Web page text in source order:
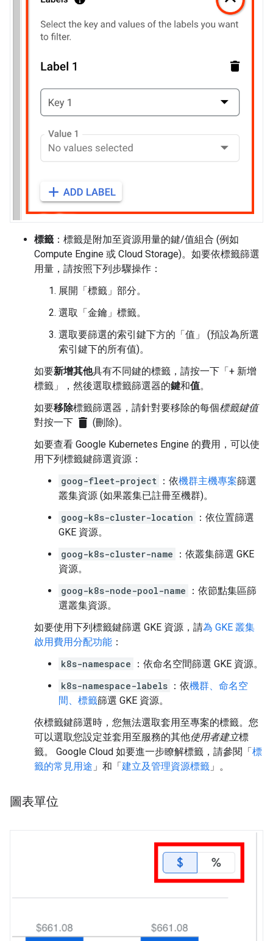
標籤 ：標籤是附加至資源用量的鍵/值組合 (例如
Compute Engine 或 Cloud Storage)。如要依標籤篩選
用量，請按照下列步驟操作：
展開「標籤」 部分。
選取「金鑰」 標籤。
選取要篩選的索引鍵下方的「值」
(預設為所選
索引鍵下的所有值)。
如要新增其他具有不同鍵的標籤，請按一下「+ 新增
標籤」
，然後選取標籤篩選器的鍵和值。
如要移除標籤篩選器，請針對要移除的每個標籤鍵值
對按一下 delete (刪除)。
如要查看 Google Kubernetes Engine 的費用，可以使
用下列標籤鍵篩選資源：
goog-fleet-project ：依機群主機專案篩選
叢集資源 (如果叢集已註冊至機群)。
goog-k8s-cluster-location
：依位置篩選
GKE 資源。
goog-k8s-cluster-name
：依叢集篩選 GKE
資源。
goog-k8s-node-pool-name
：依節點集區篩
選叢集資源。
如要使用下列標籤鍵篩選 GKE 資源，請為 GKE 叢集
啟用費用分配功能 ：
k8s-namespace
：依命名空間篩選 GKE 資源。
k8s-namespace-labels ：依機群、命名空
間、標籤篩選 GKE 資源。
依標籤鍵篩選時，您無法選取套用至專案的標籤。您
可以選取您設定並套用至服務的其他使用者建立標
籤。 Google Cloud 如要進一步瞭解標籤，請參閱「 標
籤的常見用途 」和「 建立及管理資源標籤 」。
圖表單位